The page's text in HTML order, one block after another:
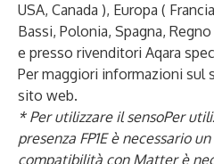
USA, Canada ), Europa ( Francia
Bassi, Polonia, Spagna,
e presso rivenditori Aqara
Per maggiori informazioni sul
sito web.
* Per utilizzare il sensoPer
presenza FP1E è necessario
compatibilità con Matter è